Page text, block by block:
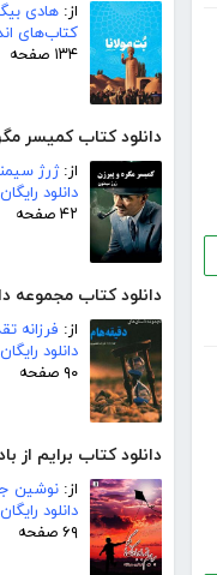
از: هادی
کتاب‌های
۱۳۴ صفحه
دانلود کتاب کمیسر
از:ژرژ
دانلود
۴۲ صفحه
دانلود کتاب مجموعه
از: فرزانه
دانلود
۹۰ صفحه
دانلود کتاب برایم از
از: نوشین
دانلود
۶۹ صفحه